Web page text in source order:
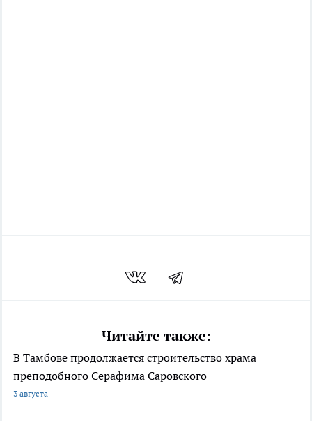
Читайте также:
В Тамбове продолжается строительство храма
преподобного Серафима Саровского
3 августа